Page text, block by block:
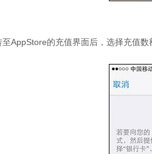
的充值界面后，选择充值数